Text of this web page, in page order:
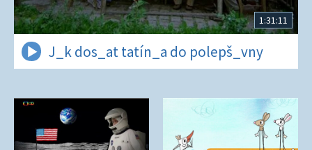
1:31:11
J_k dos_at tatín_a do polepš_vny